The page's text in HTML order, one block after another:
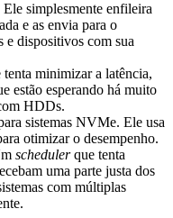
simplesmente enfileira
e as envia para o
e dispositivos com sua
minimizar a latência,
estão esperando há muito
HDDs.
sistemas NVMe. Ele usa
otimizar o desempenho.
schedulerque tenta
uma parte justa dos
com múltiplas